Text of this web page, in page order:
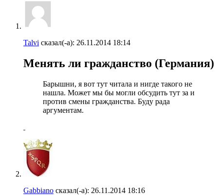
Talvi сказал(-а): 26.11.2014 18:14
Менять ли гражданство (Германия)
Барышни, я вот тут читала и нигде такого не
нашла. Может мы бы могли обсудить тут за и
против смены гражданства. Буду рада
аргументам.
Gabbiano сказал(-а): 26.11.2014 18:16